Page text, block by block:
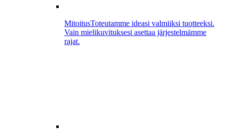
MitoitusToteutamme ideasi valmiiksi tuotteeksi.
Vain mielikuvituksesi asettaa järjestelmämme
rajat.